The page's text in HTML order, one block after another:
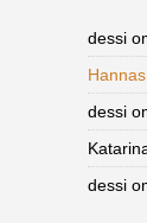
dessi
dessi
dessi